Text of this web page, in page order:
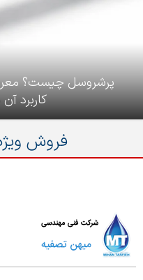
پرشروسل چیست؟
کاربرد
فروش